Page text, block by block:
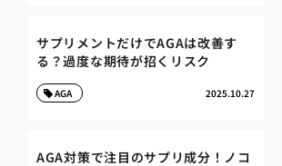
サプリメントだけでAGAは改善す
る？過度な期待が招くリスク
2025.10.27
AGA
AGA対策で注目のサプリ成分！ノコ